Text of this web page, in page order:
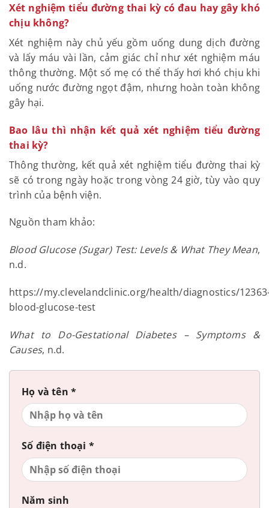
Xét nghiệm tiểu đường thai kỳ có đau hay gây khó
chịu không?
Xét nghiệm này chủ yếu gồm uống dung dịch đường
và lấy máu vài lần, cảm giác chỉ như xét nghiệm máu
thông thường. Một số mẹ có thể thấy hơi khó chịu khi
uống nước đường ngọt đậm, nhưng hoàn toàn không
gây hại.
Bao lâu thì nhận kết quả xét nghiệm tiểu đường
thai kỳ?
Thông thường, kết quả xét nghiệm tiểu đường thai kỳ
sẽ có trong ngày hoặc trong vòng 24 giờ, tùy vào quy
trình của bệnh viện.
Nguồn tham khảo:
Blood Glucose (Sugar) Test: Levels & What They Mean,
n.d.
https://my.clevelandclinic.org/health/diagnostics/
blood-glucose-test
What to Do-Gestational Diabetes – Symptoms &
Causes, n.d.
Họ và tên *
Số điện thoại *
Năm sinh